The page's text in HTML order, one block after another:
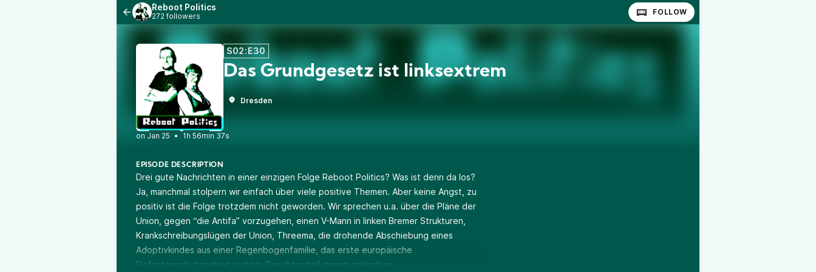
Reboot Politics
272 followers FOLLOW
S02:E30
Das Grundgesetz ist linksextrem
Dresden
• 1h 56min 37s
EPISODE DESCRIPTION
Drei gute Nachrichten in einer einzigen Folge Reboot Politics? Was ist denn da los?
Ja, manchmal stolpern wir einfach über viele positive Themen. Aber keine Angst, zu
positiv ist die Folge trotzdem nicht geworden. Wir sprechen u.a. über die Pläne der
Union, gegen “die Antifa” vorzugehen, einen V-Mann in linken Bremer Strukturen,
Krankschreibungslügen der Union, Threema, die drohende Abschiebung eines
Adoptivkindes aus einer Regenbogenfamilie, das erste europäische
Elefantenschutzgebiet und ein Gerichtsurteil gegen anlasslose